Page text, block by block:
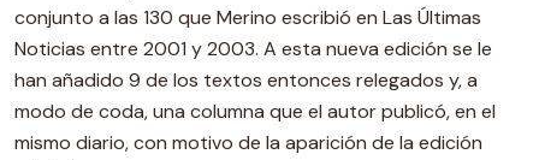
conjunto a las 130 que Merino escribió en Las Últimas
Noticias entre 2001 y 2003. A esta nueva edición se le
han añadido 9 de los textos entonces relegados y, a
modo de coda, una columna que el autor publicó, en el
mismo diario, con motivo de la aparición de la edición